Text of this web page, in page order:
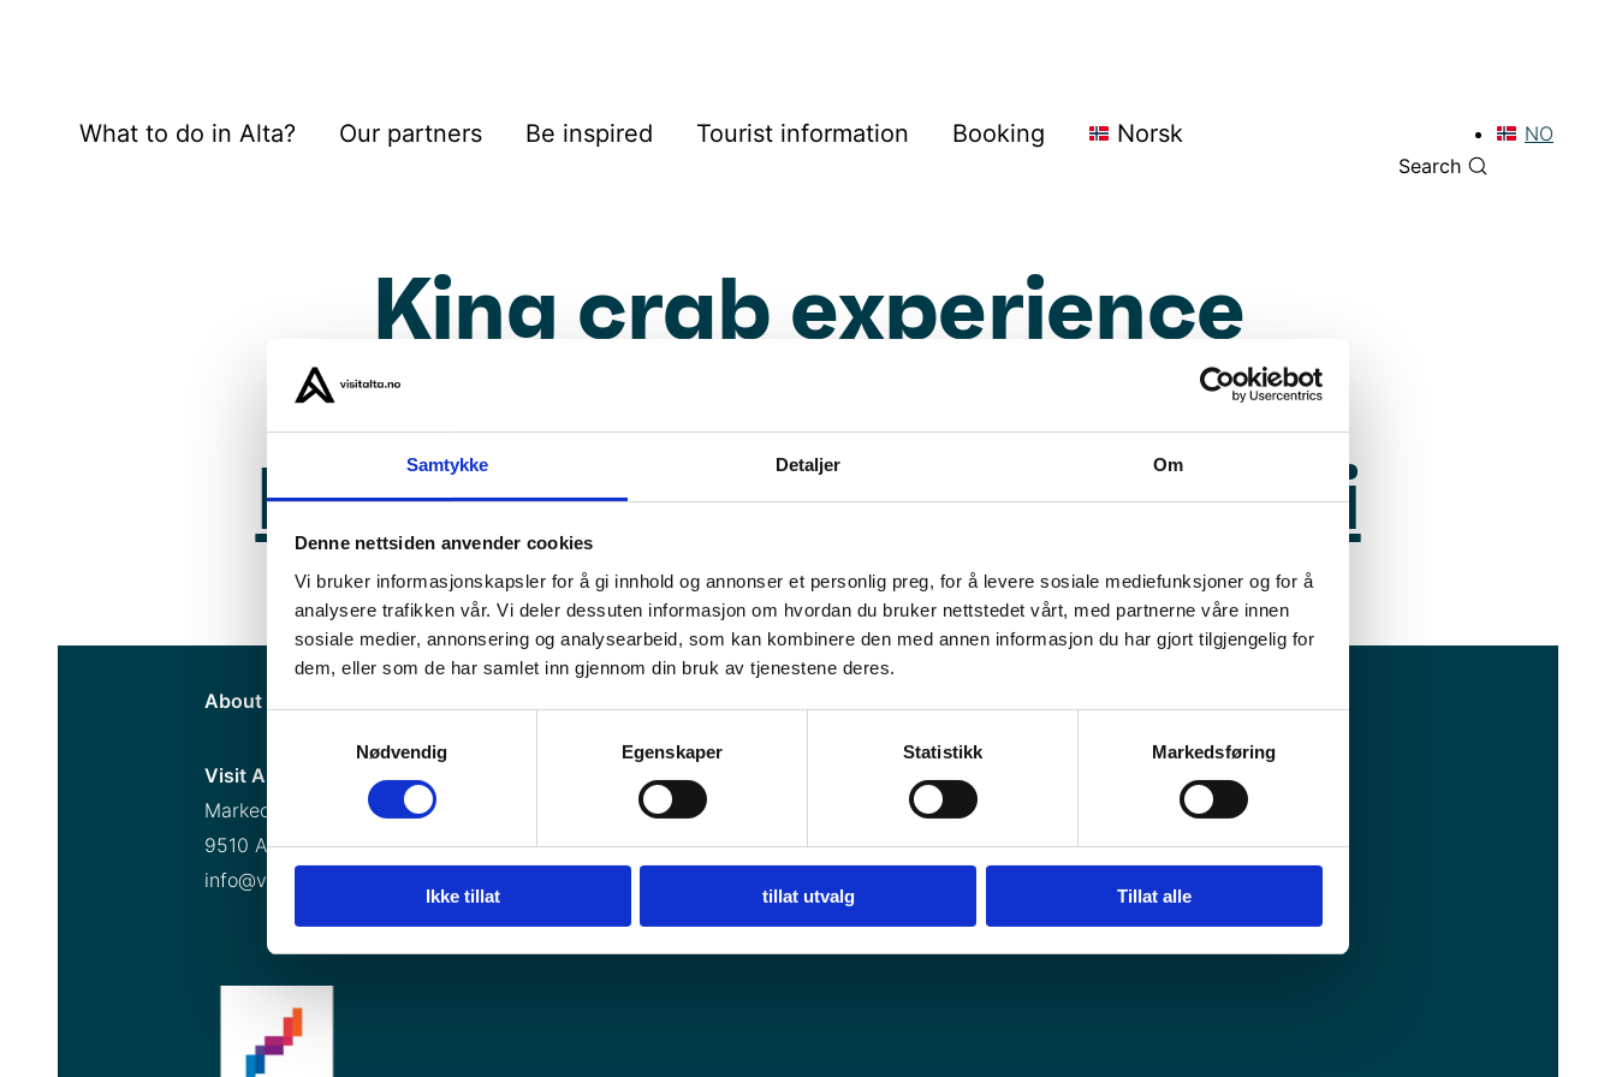
Samtykke Detaljer Om
Denne nettsiden anvender cookies
Vi bruker informasjonskapsler for å gi innhold og annonser et personlig preg, for å levere sosiale mediefunksjoner og for å
analysere trafikken vår. Vi deler dessuten informasjon om hvordan du bruker nettstedet vårt, med partnerne våre innen
sosiale medier, annonsering og analysearbeid, som kan kombinere den med annen informasjon du har gjort tilgjengelig for
dem, eller som de har samlet inn gjennom din bruk av tjenestene deres.
Nødvendig
Egenskaper Statistikk Markedsføring
Ikke tillat tillat utvalg Tillat alle
What to do in Alta? Our partners Be inspired Tourist information Booking Norsk
Search
NO
King crab experience
Fjord and King Crab Safari
About us
Visit Alta AS
Markedsgata 3
9510 Alta
info@visitalta.no
Facebook
Instagram
YouTube